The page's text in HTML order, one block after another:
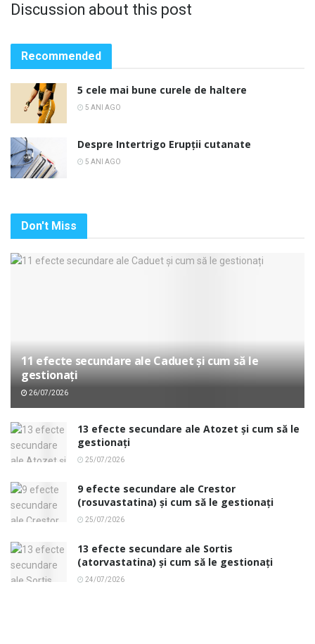
Discussion about this post
Recommended
5 cele mai bune curele de haltere
5 ANI AGO
Despre Intertrigo Erupții cutanate
5 ANI AGO
Don't Miss
11 efecte secundare ale Caduet și cum să le
gestionați
26/07/2026
13 efecte secundare ale Atozet și cum să le
gestionați
25/07/2026
9 efecte secundare ale Crestor
(rosuvastatina) și cum să le gestionați
25/07/2026
13 efecte secundare ale Sortis
(atorvastatina) și cum să le gestionați
24/07/2026